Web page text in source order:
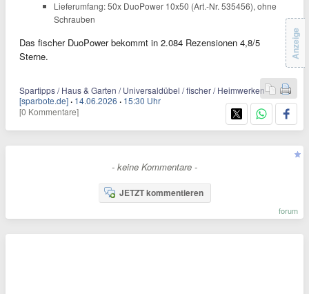
Lieferumfang: 50x DuoPower 10x50 (Art.-Nr. 535456), ohne
Schrauben
Das fischer DuoPower bekommt in 2.084 Rezensionen 4,8/5
Sterne.
Spartipps / Haus & Garten / Universaldübel / fischer / Heimwerken
[sparbote.de] · 14.06.2026 · 15:30 Uhr
[0 Kommentare]
Anzeige
- keine Kommentare -
JETZT kommentieren
forum